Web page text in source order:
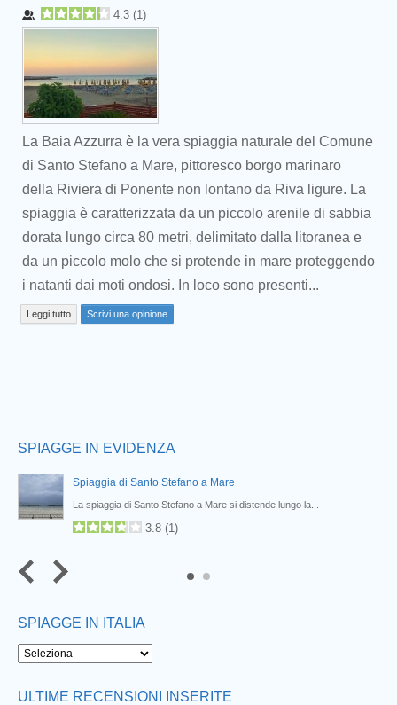
4.3 (1)
La Baia Azzurra è la vera spiaggia naturale del Comune
di Santo Stefano a Mare, pittoresco borgo marinaro
della Riviera di Ponente non lontano da Riva ligure. La
spiaggia è caratterizzata da un piccolo arenile di sabbia
dorata lungo circa 80 metri, delimitato dalla litoranea e
da un piccolo molo che si protende in mare proteggendo
i natanti dai moti ondosi. In loco sono presenti...
Leggi tutto Scrivi una opinione
SPIAGGE IN EVIDENZA
Spiaggia di Santo Stefano a Mare
La spiaggia di Santo Stefano a Mare si distende lungo la...
3.8 (1)
SPIAGGE IN ITALIA
ULTIME RECENSIONI INSERITE